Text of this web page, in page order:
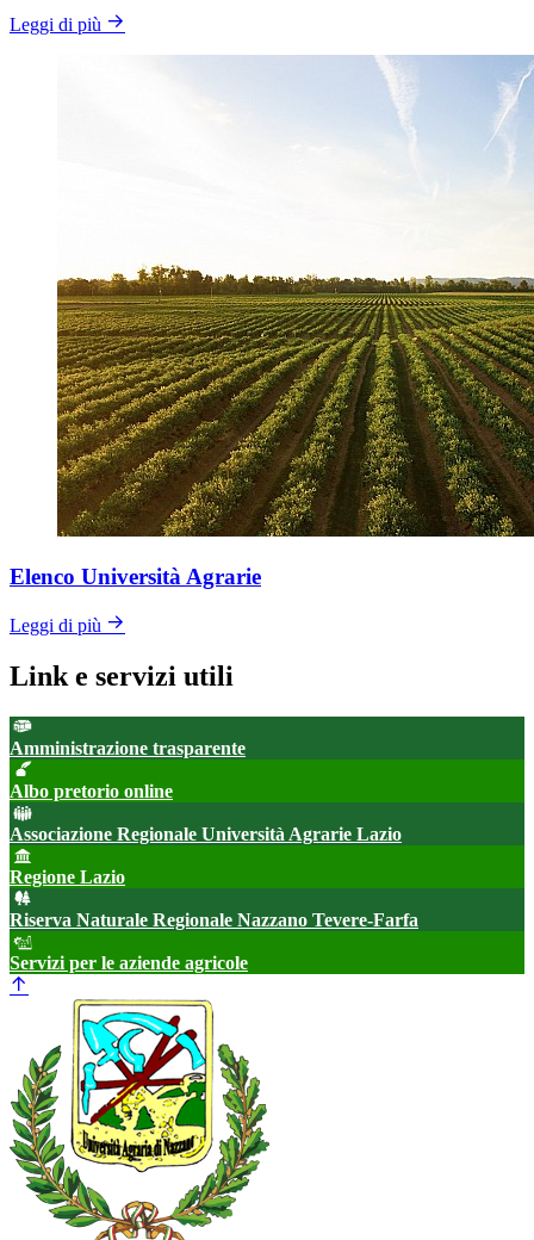
Leggi di più
Elenco Università Agrarie
Leggi di più
Link e servizi utili
Amministrazione trasparente
Albo pretorio online
Associazione Regionale Università Agrarie Lazio
Regione Lazio
Riserva Naturale Regionale Nazzano Tevere-Farfa
Servizi per le aziende agricole